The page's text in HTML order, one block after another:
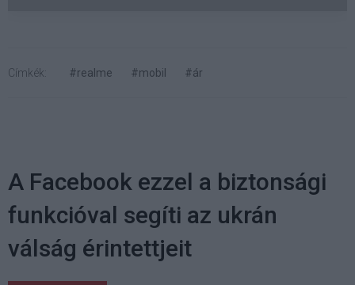
Címkék: #realme #mobil #ár
A Facebook ezzel a biztonsági
funkcióval segíti az ukrán
válság érintettjeit